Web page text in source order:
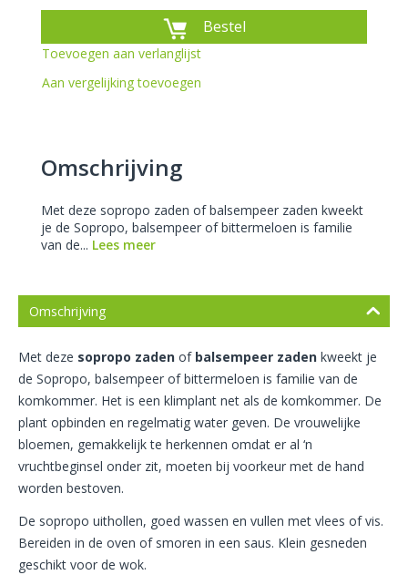
Bestel
Toevoegen aan verlanglijst
Aan vergelijking toevoegen
Omschrijving
Met deze sopropo zaden of balsempeer zaden kweekt
je de Sopropo, balsempeer of bittermeloen is familie
van de... Lees meer
Omschrijving
Met deze sopropo zaden of balsempeer zaden kweekt je
de Sopropo, balsempeer of bittermeloen is familie van de
komkommer. Het is een klimplant net als de komkommer. De
plant opbinden en regelmatig water geven. De vrouwelijke
bloemen, gemakkelijk te herkennen omdat er al ‘n
vruchtbeginsel onder zit, moeten bij voorkeur met de hand
worden bestoven.
De sopropo uithollen, goed wassen en vullen met vlees of vis.
Bereiden in de oven of smoren in een saus. Klein gesneden
geschikt voor de wok.